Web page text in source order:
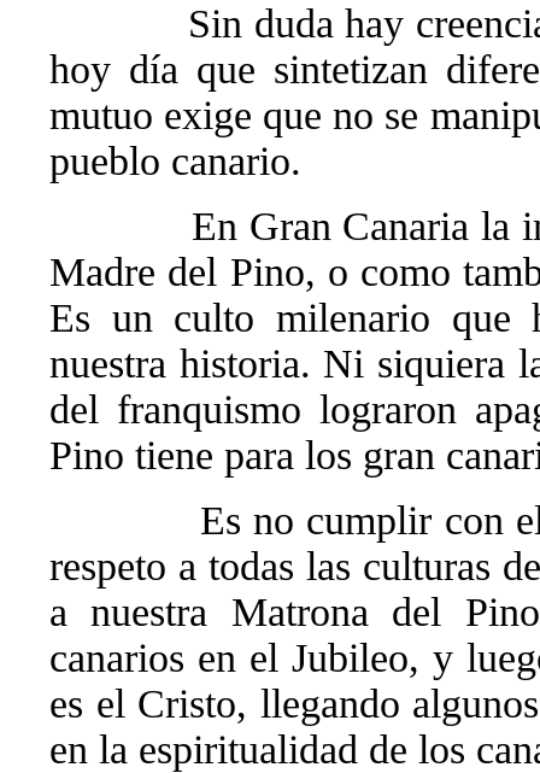
Sin duda hay
hoy día que sintetizan
mutuo exige que no se
pueblo canario.
En Gran Canaria la
Madre del Pino, o como
Es un culto milenario que
nuestra historia. Ni siquiera
del franquismo lograron
Pino tiene para los gran
Es no cumplir con
respeto a todas las culturas
a nuestra Matrona del
canarios en el Jubileo, y
es el Cristo, llegando
en la espiritualidad de los